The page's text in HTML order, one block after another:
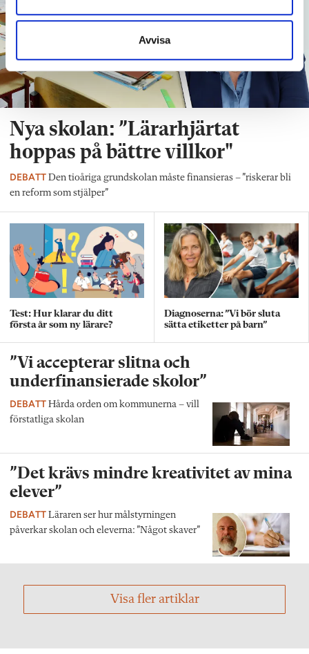
Avvisa
Nya skolan: ”Lärarhjärtat
hoppas på bättre villkor"
DEBATT Den tioåriga grundskolan måste finansieras – ”riskerar bli
en reform som stjälper”
Test: Hur klarar du ditt
första år som ny lärare?
Diagnoserna: ”Vi bör sluta
sätta etiketter på barn”
”Vi accepterar slitna och
underfinansierade skolor”
DEBATT Hårda orden om kommunerna – vill
förstatliga skolan
”Det krävs mindre kreativitet av mina
elever”
DEBATT Läraren ser hur målstyrningen
påverkar skolan och eleverna: ”Något skaver”
Visa fler artiklar